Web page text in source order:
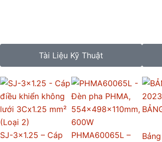
Tài Liệu Kỹ Thuật
SJ-3×1.25 – Cáp
PHMA60065L –